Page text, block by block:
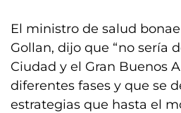
El ministro de salud
Gollan, dijo que “no sería
Ciudad y el Gran Buenos
diferentes fases y que se
estrategias que hasta el